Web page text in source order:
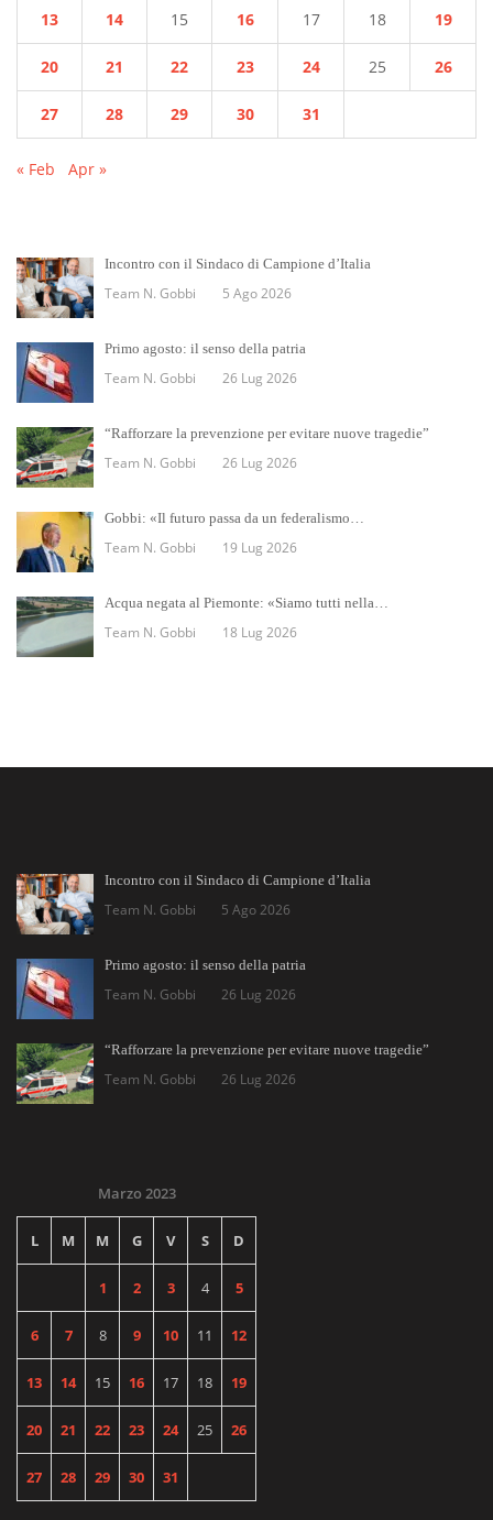
13 14 15 16 17 18 19
20 21 22 23 24 25 26
27 28 29 30 31
« Feb Apr »
Incontro con il Sindaco di Campione d’Italia
Team N. Gobbi 5 Ago 2026
Primo agosto: il senso della patria
Team N. Gobbi 26 Lug 2026
“Rafforzare la prevenzione per evitare nuove tragedie”
Team N. Gobbi 26 Lug 2026
Gobbi: «Il futuro passa da un federalismo…
Team N. Gobbi 19 Lug 2026
Acqua negata al Piemonte: «Siamo tutti nella…
Team N. Gobbi 18 Lug 2026
Incontro con il Sindaco di Campione d’Italia
Team N. Gobbi 5 Ago 2026
Primo agosto: il senso della patria
Team N. Gobbi 26 Lug 2026
“Rafforzare la prevenzione per evitare nuove tragedie”
Team N. Gobbi 26 Lug 2026
Marzo 2023
L M M G V S D
1 2 3 4 5
6 7 8 9 10 11 12
13 14 15 16 17 18 19
20 21 22 23 24 25 26
27 28 29 30 31